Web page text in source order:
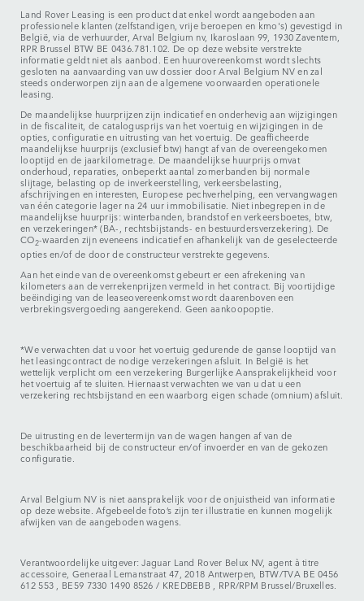
Land Rover Leasing is een product dat enkel wordt aangeboden aan
professionele klanten (zelfstandigen, vrije beroepen en kmo's) gevestigd in
België, via de verhuurder, Arval Belgium nv, Ikaroslaan 99, 1930 Zaventem,
RPR Brussel BTW BE 0436.781.102. De op deze website verstrekte
informatie geldt niet als aanbod. Een huurovereenkomst wordt slechts
gesloten na aanvaarding van uw dossier door Arval Belgium NV en zal
steeds onderworpen zijn aan de algemene voorwaarden operationele
leasing.
De maandelijkse huurprijzen zijn indicatief en onderhevig aan wijzigingen
in de fiscaliteit, de catalogusprijs van het voertuig en wijzigingen in de
opties, configuratie en uitrusting van het voertuig. De geafficheerde
maandelijkse huurprijs (exclusief btw) hangt af van de overeengekomen
looptijd en de jaarkilometrage. De maandelijkse huurprijs omvat
onderhoud, reparaties, onbeperkt aantal zomerbanden bij normale
slijtage, belasting op de inverkeerstelling, verkeersbelasting,
afschrijvingen en interesten, Europese pechverhelping, een vervangwagen
van één categorie lager na 24 uur immobilisatie. Niet inbegrepen in de
maandelijkse huurprijs: winterbanden, brandstof en verkeersboetes, btw,
en verzekeringen* (BA-, rechtsbijstands- en bestuurdersverzekering). De
CO2-waarden zijn eveneens indicatief en afhankelijk van de geselecteerde
opties en/of de door de constructeur verstrekte gegevens.
Aan het einde van de overeenkomst gebeurt er een afrekening van
kilometers aan de verrekenprijzen vermeld in het contract. Bij voortijdige
beëindiging van de leaseovereenkomst wordt daarenboven een
verbrekingsvergoeding aangerekend. Geen aankoopoptie.
*We verwachten dat u voor het voertuig gedurende de ganse looptijd van
het leasingcontract de nodige verzekeringen afsluit. In België is het
wettelijk verplicht om een verzekering Burgerlijke Aansprakelijkheid voor
het voertuig af te sluiten. Hiernaast verwachten we van u dat u een
verzekering rechtsbijstand en een waarborg eigen schade (omnium) afsluit.
De uitrusting en de levertermijn van de wagen hangen af van de
beschikbaarheid bij de constructeur en/of invoerder en van de gekozen
configuratie.
Arval Belgium NV is niet aansprakelijk voor de onjuistheid van informatie
op deze website. Afgebeelde foto’s zijn ter illustratie en kunnen mogelijk
afwijken van de aangeboden wagens.
Verantwoordelijke uitgever: Jaguar Land Rover Belux NV, agent à titre
accessoire, Generaal Lemanstraat 47, 2018 Antwerpen, BTW/TVA BE 0456
612 553 , BE59 7330 1490 8526 / KREDBEBB , RPR/RPM Brussel/Bruxelles.